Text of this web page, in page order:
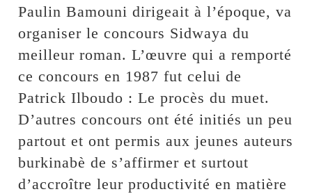
Paulin Bamouni dirigeait à l’époque, va
organiser le concours Sidwaya du
meilleur roman. L’œuvre qui a remporté
ce concours en 1987 fut celui de
Patrick Ilboudo : Le procès du muet.
D’autres concours ont été initiés un peu
partout et ont permis aux jeunes auteurs
burkinabè de s’affirmer et surtout
d’accroître leur productivité en matière